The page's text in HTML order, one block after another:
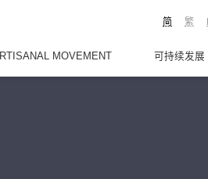
繁
简
MOVEMENT 可持续发展